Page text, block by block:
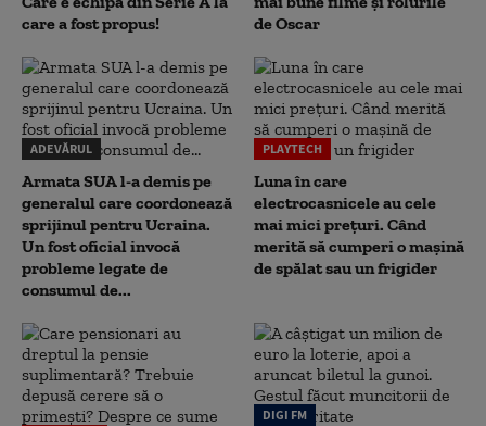
care a fost propus!
de Oscar
ADEVĂRUL
Armata SUA l-a demis pe
generalul care coordonează
sprijinul pentru Ucraina.
Un fost oficial invocă
probleme legate de
consumul de...
PLAYTECH
Luna în care
electrocasnicele au cele
mai mici prețuri. Când
merită să cumperi o mașină
de spălat sau un frigider
DIGI FM